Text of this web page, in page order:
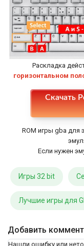
Раскладка
горизонтальном
Скачать
ROM игры gba для
Если нужен
Игры 32 bit
Лучшие игры для
Добавить
Нашли ошибку или